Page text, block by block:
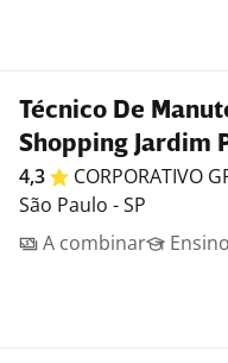
Técnico De
Shopping Jardim
4,3 CORPORATIVO
São Paulo - SP
A combinar